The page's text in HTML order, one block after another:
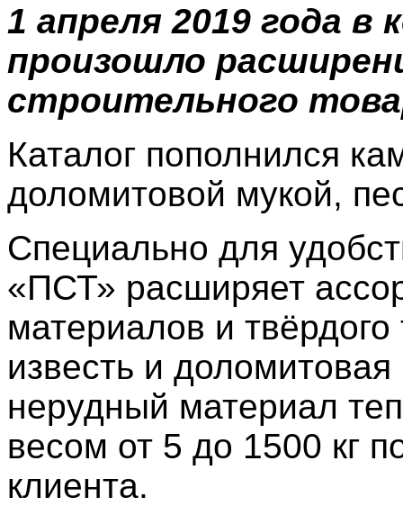
1 апреля 2019 года в
произошло
строительного
Каталог пополнился
доломитовой мукой,
Специально для
«ПСТ» расширяет
материалов и
известь и
нерудный материал
весом от 5 до 1500 кг
клиента.